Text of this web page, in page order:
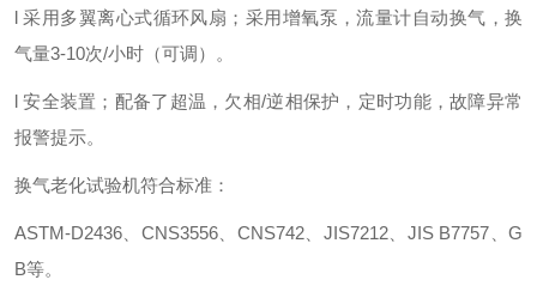
l采用多翼离心式循环风扇；采用增氧泵，流量计自动换气，换
气量3-10次/小时（可调）。
l安全装置；配备了超温，欠相/逆相保护，定时功能，故障异常
报警提示。
换气老化试验机符合标准：
ASTM-D2436、CNS3556、CNS742、JIS7212、JIS B7757、G
B等。